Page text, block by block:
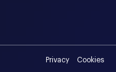
Privacy Cookies